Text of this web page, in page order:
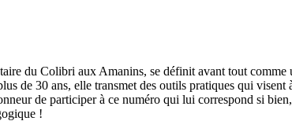
du Colibri aux Amanins, se définit avant tout
de 30 ans, elle transmet des outils pratiques qui
de participer à ce numéro qui lui correspond si
!